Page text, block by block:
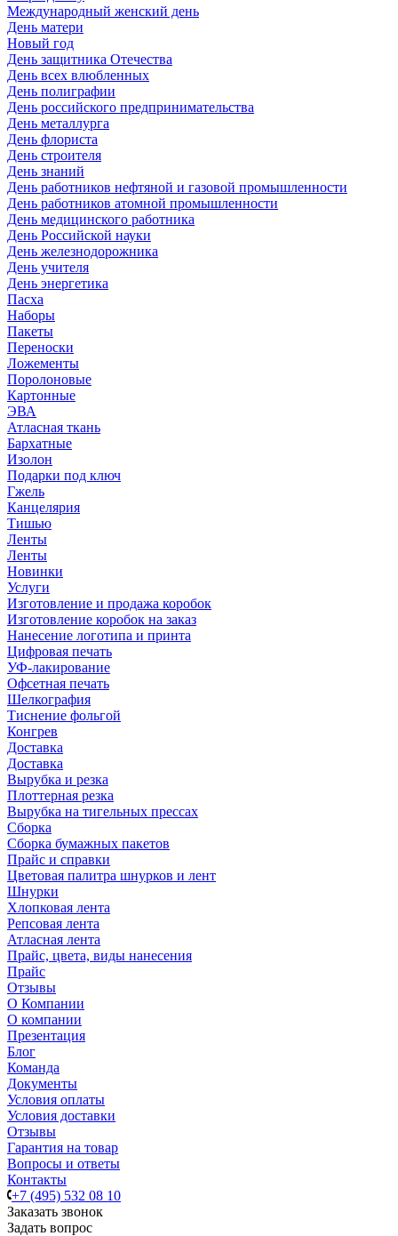
Международный женский день
День матери
Новый год
День защитника Отечества
День всех влюбленных
День полиграфии
День российского предпринимательства
День металлурга
День флориста
День строителя
День знаний
День работников нефтяной и газовой промышленности
День работников атомной промышленности
День медицинского работника
День Российской науки
День железнодорожника
День учителя
День энергетика
Пасха
Наборы
Пакеты
Переноски
Ложементы
Поролоновые
Картонные
ЭВА
Атласная ткань
Бархатные
Изолон
Подарки под ключ
Гжель
Канцелярия
Тишью
Ленты
Ленты
Новинки
Услуги
Изготовление и продажа коробок
Изготовление коробок на заказ
Нанесение логотипа и принта
Цифровая печать
УФ-лакирование
Офсетная печать
Шелкография
Тиснение фольгой
Конгрев
Доставка
Доставка
Вырубка и резка
Плоттерная резка
Вырубка на тигельных прессах
Сборка
Сборка бумажных пакетов
Прайс и справки
Цветовая палитра шнурков и лент
Шнурки
Хлопковая лента
Репсовая лента
Атласная лента
Прайс, цвета, виды нанесения
Прайс
Отзывы
О Компании
О компании
Презентация
Блог
Команда
Документы
Условия оплаты
Условия доставки
Отзывы
Гарантия на товар
Вопросы и ответы
Контакты
+7 (495) 532 08 10
Заказать звонок
Задать вопрос